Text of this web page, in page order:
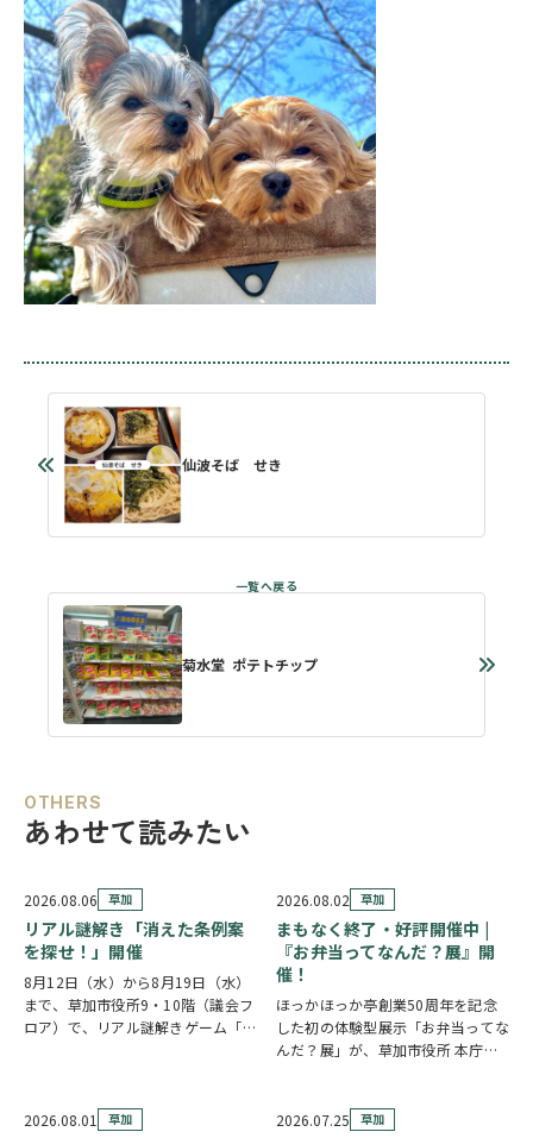
仙波そば せき
菊水堂 ポテトチップ
OTHERS
あわせて読みたい
2026.08.06 草加
リアル謎解き「消えた条例案
を探せ！」開催
8月12日（水）から8月19日（水）
まで、草加市役所9・10階（議会フ
ロア）で、リアル謎解きゲーム「消
謎を解きながら、行方不明となった
2026.08.02 草加
まもなく終了・好評開催中 |
『お弁当ってなんだ？展』開
催！
ほっかほっか亭創業50周年を記念
した初の体験型展示「お弁当ってな
んだ？展」が、草加市役所 本庁舎1
見て・触れて・参加しながらお弁当
2026.08.01 草加 2026.07.25 草加